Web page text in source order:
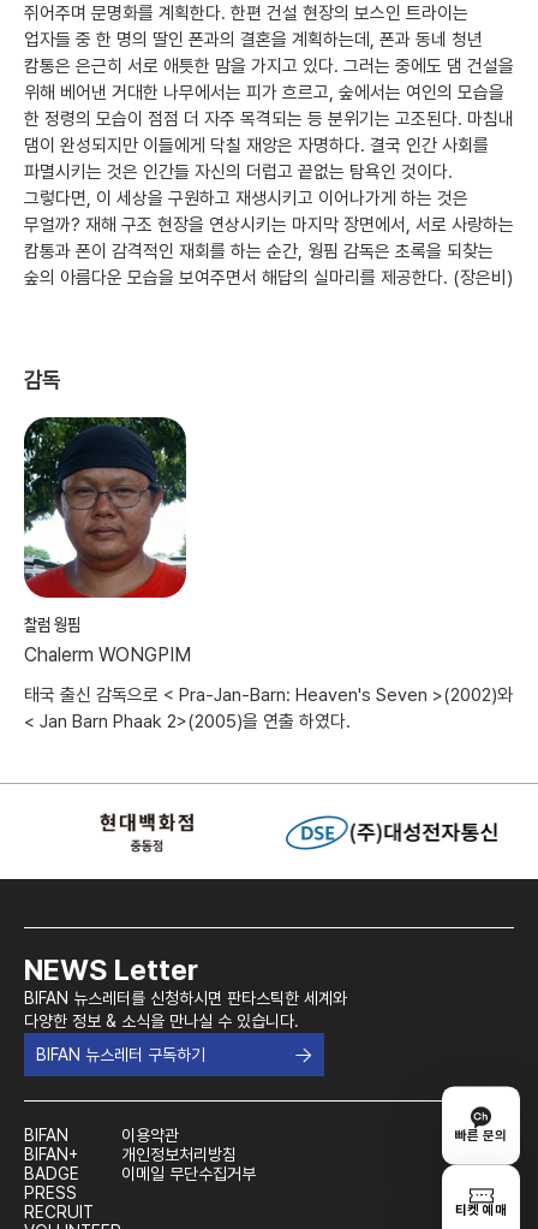
빠른 문의
티켓 예매
쥐어주며 문명화를 계획한다. 한편 건설 현장의 보스인 트라이는
업자들 중 한 명의 딸인 폰과의 결혼을 계획하는데, 폰과 동네 청년
캄통은 은근히 서로 애틋한 맘을 가지고 있다. 그러는 중에도 댐 건설을
위해 베어낸 거대한 나무에서는 피가 흐르고, 숲에서는 여인의 모습을
한 정령의 모습이 점점 더 자주 목격되는 등 분위기는 고조된다. 마침내
댐이 완성되지만 이들에게 닥칠 재앙은 자명하다. 결국 인간 사회를
파멸시키는 것은 인간들 자신의 더럽고 끝없는 탐욕인 것이다.
그렇다면, 이 세상을 구원하고 재생시키고 이어나가게 하는 것은
무얼까? 재해 구조 현장을 연상시키는 마지막 장면에서, 서로 사랑하는
캄통과 폰이 감격적인 재회를 하는 순간, 웡핌 감독은 초록을 되찾는
숲의 아름다운 모습을 보여주면서 해답의 실마리를 제공한다. (장은비)
감독
찰럼 웡핌
Chalerm WONGPIM
태국 출신 감독으로 < Pra-Jan-Barn: Heaven's Seven >(2002)와
< Jan Barn Phaak 2>(2005)을 연출 하였다.
NEWS Letter
BIFAN 뉴스레터를 신청하시면 판타스틱한 세계와
다양한 정보 & 소식을 만나실 수 있습니다.
BIFAN 뉴스레터 구독하기
BIFAN
BIFAN+
BADGE
PRESS
RECRUIT
이용약관
개인정보처리방침
이메일 무단수집거부